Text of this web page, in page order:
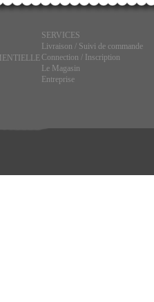
SERVICES
Livraison / Suivi de commande
Connection / Inscription
Le Magasin
Entreprise